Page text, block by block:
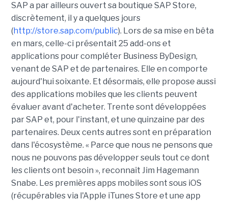
SAP a par ailleurs ouvert sa boutique SAP Store,
discrètement, il y a quelques jours
(http://store.sap.com/public). Lors de sa mise en bêta
en mars, celle-ci présentait 25 add-ons et
applications pour compléter Business ByDesign,
venant de SAP et de partenaires. Elle en comporte
aujourd'hui soixante. Et désormais, elle propose aussi
des applications mobiles que les clients peuvent
évaluer avant d'acheter. Trente sont développées
par SAP et, pour l'instant, et une quinzaine par des
partenaires. Deux cents autres sont en préparation
dans l'écosystème. « Parce que nous ne pensons que
nous ne pouvons pas développer seuls tout ce dont
les clients ont besoin », reconnaît Jim Hagemann
Snabe. Les premières apps mobiles sont sous iOS
(récupérables via l'Apple iTunes Store et une app